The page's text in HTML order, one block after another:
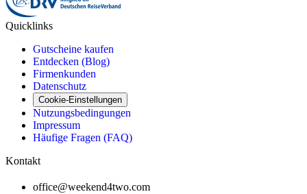
Quicklinks
Gutscheine kaufen
Entdecken (Blog)
Firmenkunden
Datenschutz
Cookie-Einstellungen
Nutzungsbedingungen
Impressum
Häufige Fragen (FAQ)
Kontakt
office@weekend4two.com